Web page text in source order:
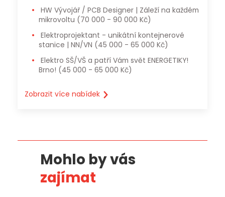
mikrovoltu (70 000 - 90 000 Kč)
stanice | NN/VN (45 000 - 65 000 Kč)
Brno! (45 000 - 65 000 Kč)
Zobrazit více nabídek
Mohlo by vás
zajímat